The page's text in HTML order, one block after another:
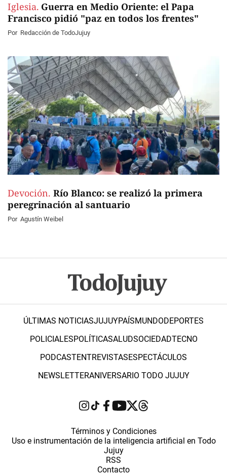
Iglesia. Guerra en Medio Oriente: el Papa
Francisco pidió "paz en todos los frentes"
Por Redacción de TodoJujuy
Devoción. Río Blanco: se realizó la primera
peregrinación al santuario
Por Agustín Weibel
ÚLTIMAS NOTICIASJUJUYPAÍSMUNDODEPORTES
POLICIALESPOLÍTICASALUDSOCIEDADTECNO
PODCASTENTREVISTASESPECTÁCULOS
NEWSLETTERANIVERSARIO TODO JUJUY
Términos y Condiciones
Uso e instrumentación de la inteligencia artificial en Todo
Jujuy
RSS
Contacto